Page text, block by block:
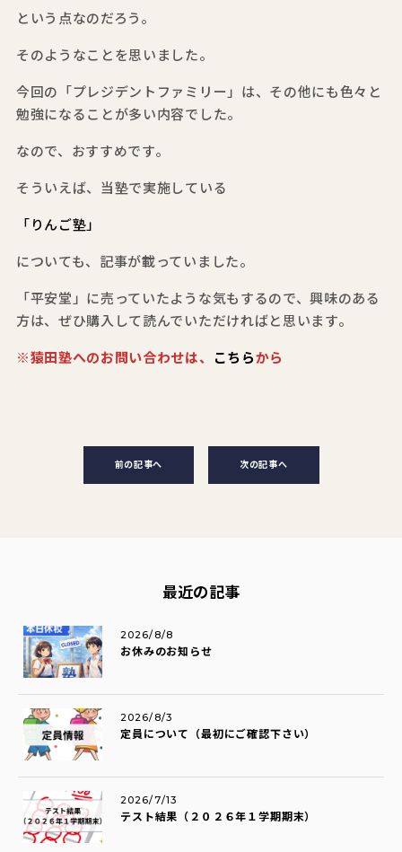
という点なのだろう。
そのようなことを思いました。
今回の「プレジデントファミリー」は、その他にも色々と
勉強になることが多い内容でした。
なので、おすすめです。
そういえば、当塾で実施している
「りんご塾」
についても、記事が載っていました。
「平安堂」に売っていたような気もするので、興味のある
方は、ぜひ購入して読んでいただければと思います。
※猿田塾へのお問い合わせは、 こちらから
前の記事へ 次の記事へ
最近の記事
お休みのお知らせ
2026/8/8
定員について（最初にご確認下さい）
2026/8/3
テスト結果（２０２６年１学期期末）
2026/7/13